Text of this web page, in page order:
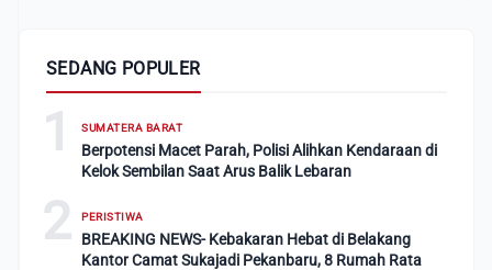
SEDANG POPULER
1 SUMATERA BARAT
Berpotensi Macet Parah, Polisi Alihkan Kendaraan di
Kelok Sembilan Saat Arus Balik Lebaran
2 PERISTIWA
BREAKING NEWS- Kebakaran Hebat di Belakang
Kantor Camat Sukajadi Pekanbaru, 8 Rumah Rata